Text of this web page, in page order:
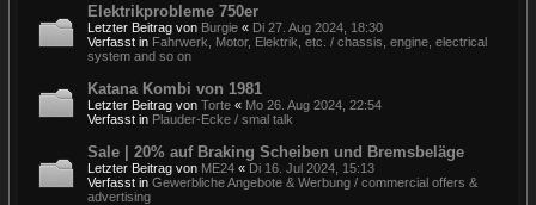
Elektrikprobleme 750er
Letzter Beitrag von Burgie « Di 27. Aug 2024, 18:30
Verfasst in Fahrwerk, Motor, Elektrik, etc. / chassis, engine, electrical
system and so on
Katana Kombi von 1981
Letzter Beitrag von Torte « Mo 26. Aug 2024, 22:54
Verfasst in Plauder-Ecke / smal talk
Sale | 20% auf Braking Scheiben und Bremsbeläge
Letzter Beitrag von ME24 « Di 16. Jul 2024, 15:13
Verfasst in Gewerbliche Angebote & Werbung / commercial offers &
advertising